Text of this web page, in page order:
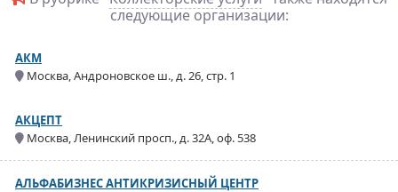
следующие организации:
АКМ
Москва, Андроновское ш., д. 26, стр. 1
АКЦЕПТ
Москва, Ленинский просп., д. 32А, оф. 538
АЛЬФАБИЗНЕС АНТИКРИЗИСНЫЙ ЦЕНТР